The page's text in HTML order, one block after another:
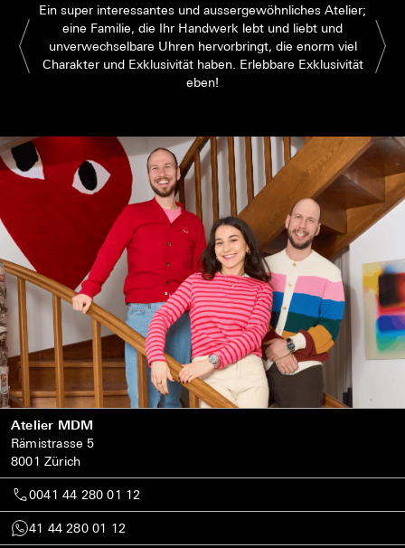
Ein super interessantes und aussergewöhnliches Atelier;
eine Familie, die Ihr Handwerk lebt und liebt und
unverwechselbare Uhren hervorbringt, die enorm viel
Charakter und Exklusivität haben. Erlebbare Exklusivität
eben!
Atelier MDM
Rämistrasse 5
8001 Zürich
0041 44 280 01 12
41 44 280 01 12